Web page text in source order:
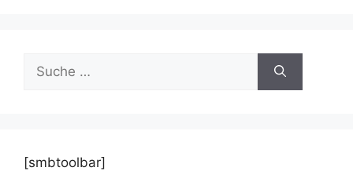
nach:
[smbtoolbar]